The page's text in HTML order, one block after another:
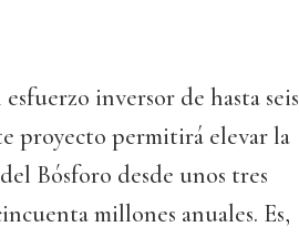
inversor de hasta seis
proyecto permitirá elevar la
Bósforo desde unos tres
millones anuales. Es,